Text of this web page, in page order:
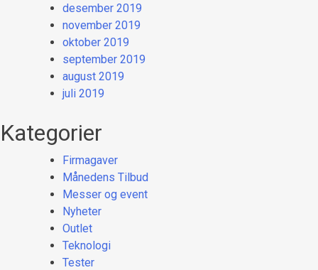
desember 2019
november 2019
oktober 2019
september 2019
august 2019
juli 2019
Kategorier
Firmagaver
Månedens Tilbud
Messer og event
Nyheter
Outlet
Teknologi
Tester